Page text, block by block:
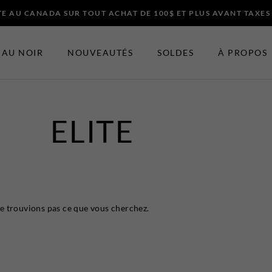
AU CANADA SUR TOUT ACHAT DE 100$ ET PLUS AVANT TAXES
ET ACCESSOIRES
Papillons
AU NOIR NOUVEAUTÉS SOLDES À PROPOS
ELITE
trouvions pas ce que vous cherchez.